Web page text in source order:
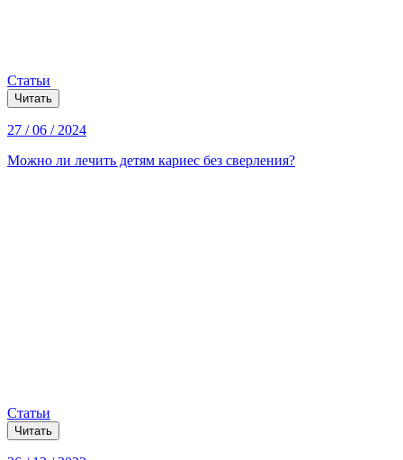
Статьи
Читать
27 / 06 / 2024
Можно ли лечить детям кариес без сверления?
Статьи
Читать